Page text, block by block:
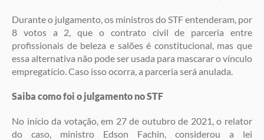
Durante o julgamento, os ministros do STF entenderam, por
8 votos a 2, que o contrato civil de parceria entre
profissionais de beleza e salões é constitucional, mas que
essa alternativa não pode ser usada para mascarar o vínculo
empregatício. Caso isso ocorra, a parceria será anulada.
Saiba como foi o julgamento no STF
No início da votação, em 27 de outubro de 2021, o relator
do caso, ministro Edson Fachin, considerou a lei